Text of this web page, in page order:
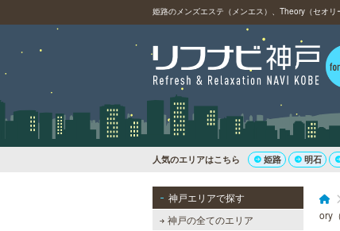
人気のエリアはこちら 姫路 明石
神戸エリアで探す
神戸の全てのエリア
ory